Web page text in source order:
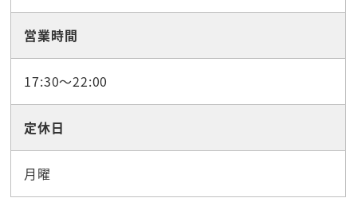
営業時間
17:30～22:00
定休日
月曜